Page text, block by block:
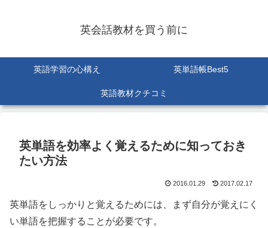
英会話教材を買う前に
英語学習の心構え 英単語帳Best5
英語教材クチコミ
英単語を効率よく覚えるために知っておき
たい方法
2016.01.29 2017.02.17
英単語をしっかりと覚えるためには、まず自分が覚えにく
い単語を把握することが必要です。